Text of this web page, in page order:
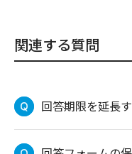
関連する質問
回答期限を延長